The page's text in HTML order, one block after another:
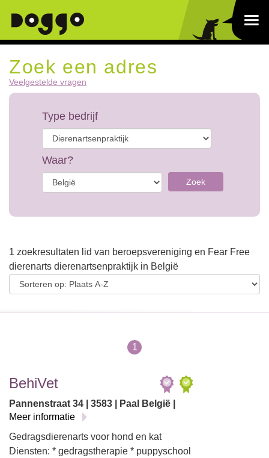
Zoek een adres
Veelgestelde vragen
Type bedrijf
Waar?
Zoek
1 zoekresultaten lid van beroepsvereniging en Fear Free
dierenarts dierenartsenpraktijk in België
1
BehiVet
Pannenstraat 34 | 3583 | Paal België |
Meer informatie
Gedragsdierenarts voor hond en kat
Diensten: * gedragstherapie * puppyschool